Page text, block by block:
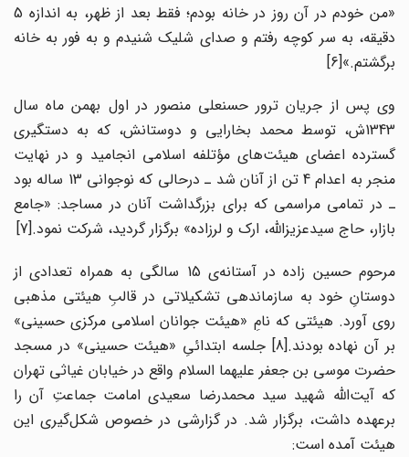
«من خودم در آن روز در خانه بودم؛ فقط بعد از ظهر، به اندازه 5
دقیقه، به سر کوچه رفتم و صدای شلیک شنیدم و به فور به خانه
برگشتم.»[6]
وی پس از جریان ترور حسنعلی منصور در اول بهمن ماه سال
1343ش، توسط محمد بخارایی و دوستانش، که به دستگیری
گسترده اعضای هیئت‌های مؤتلفه اسلامی انجامید و در نهایت
منجر به اعدام 4 تن از آنان شد ـ درحالی که نوجوانی 13 ساله بود
ـ در تمامی مراسمی که برای بزرگداشت آنان در مساجد: «جامع
بازار، حاج سیدعزیزالله، ارک و لرزاده» برگزار گردید، شرکت نمود.[7]
مرحوم حسین زاده در آستانه‌ی 15 سالگی به همراه تعدادی از
دوستانِ خود به سازماندهی تشکیلاتی در قالبِ هیئتی مذهبی
روی آورد. هیئتی که نامِ «هیئت جوانان اسلامی مرکزی حسینی»
بر آن نهاده بودند.[8] جلسه ابتدائیِ «هیئت حسینی» در مسجد
حضرت موسی بن جعفر علیهما السلام واقع در خیابان غیاثی تهران
که آیت‌الله شهید سید محمدرضا سعیدی امامت جماعتِ آن را
برعهده داشت، برگزار شد. در گزارشی در خصوص شکل‌گیری این
هیئت آمده است: